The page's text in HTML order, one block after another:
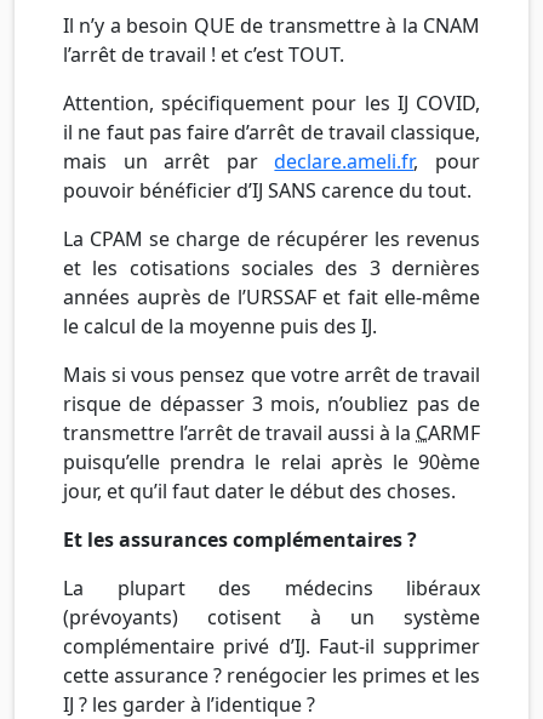
Il n’y a besoin QUE de transmettre à la CNAM
l’arrêt de travail ! et c’est TOUT.
Attention, spécifiquement pour les IJ COVID,
il ne faut pas faire d’arrêt de travail classique,
mais un arrêt pardeclare.ameli.fr, pour
pouvoir bénéficier d’IJ SANS carence du tout.
La CPAM se charge de récupérer les revenus
et les cotisations sociales des 3 dernières
années auprès de l’URSSAF et fait elle-même
le calcul de la moyenne puis des IJ.
Mais si vous pensez que votre arrêt de travail
risque de dépasser 3 mois, n’oubliez pas de
transmettre l’arrêt de travail aussi à la CARMF
puisqu’elle prendra le relai après le 90ème
jour, et qu’il faut dater le début des choses.
Et les assurances complémentaires ?
La plupart des médecins libéraux
(prévoyants) cotisent à un système
complémentaire privé d’IJ. Faut-il supprimer
cette assurance ? renégocier les primes et les
IJ ? les garder à l’identique ?